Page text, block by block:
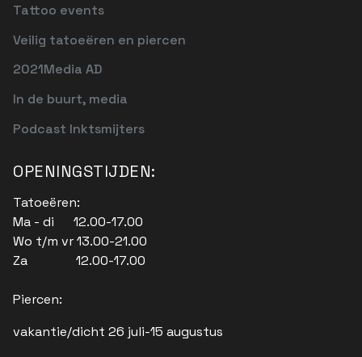
Tattoo events
Veilig tatoeëren en piercen
2021Media AD
In de buurt, media
Podcast Inktsmijters
OPENINGSTIJDEN:
Tatoeëren:
Ma - di 12.00-17.00
Wo t/m vr 13.00-21.00
Za 12.00-17.00
Piercen:
vakantie/dicht 26 juli-15 augustus